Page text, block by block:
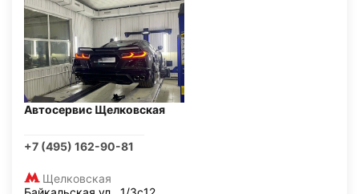
Автосервис Щелковская
+7 (495) 162-90-81
Щелковская